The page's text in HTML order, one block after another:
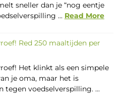
sneller dan je “nog eentje
... Read More
Red 250 maaltijden per
Het klinkt als een simpele
je oma, maar het is
tegen voedselverspilling. ...